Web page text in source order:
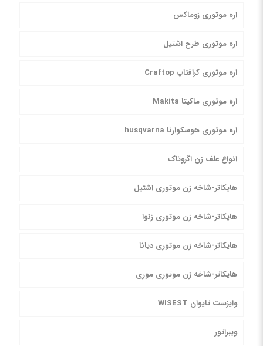
اره موتوری زوماکس
اره موتوری طرح اشتیل
اره موتوری کرافتاپ Craftop
اره موتوری ماکیتا Makita
اره موتوری هوسکوارنا husqvarna
انواع علف زن اگروتاک
هایکاتر-شاخه زن موتوری اشتیل
هایکاتر-شاخه زن موتوری زنوا
هایکاتر-شاخه زن موتوری دیانا
هایکاتر-شاخه زن موتوری موری
وایزست تایوان WISEST
ویبراتور